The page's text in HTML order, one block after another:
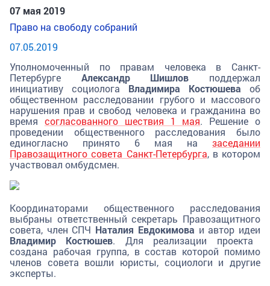
07 мая 2019
Право на свободу собраний
07.05.2019
Уполномоченный по правам человека в Санкт-
Петербурге Александр Шишлов поддержал
инициативу социолога Владимира Костюшева об
общественном расследовании грубого и массового
нарушения прав и свобод человека и гражданина во
время согласованного шествия 1 мая. Решение о
проведении общественного расследования было
единогласно принято 6 мая на заседании
Правозащитного совета Санкт-Петербурга, в котором
участвовал омбудсмен.
Координаторами общественного расследования
выбраны ответственный секретарь Правозащитного
совета, член СПЧ Наталия Евдокимова и автор идеи
Владимир Костюшев. Для реализации проекта
создана рабочая группа, в состав которой помимо
членов совета вошли юристы, социологи и другие
эксперты.